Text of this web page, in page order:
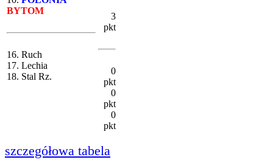
BYTOM
16. Ruch
17. Lechia
18. Stal Rz.
3
pkt
0
pkt
0
pkt
0
pkt
szczegółowa tabela